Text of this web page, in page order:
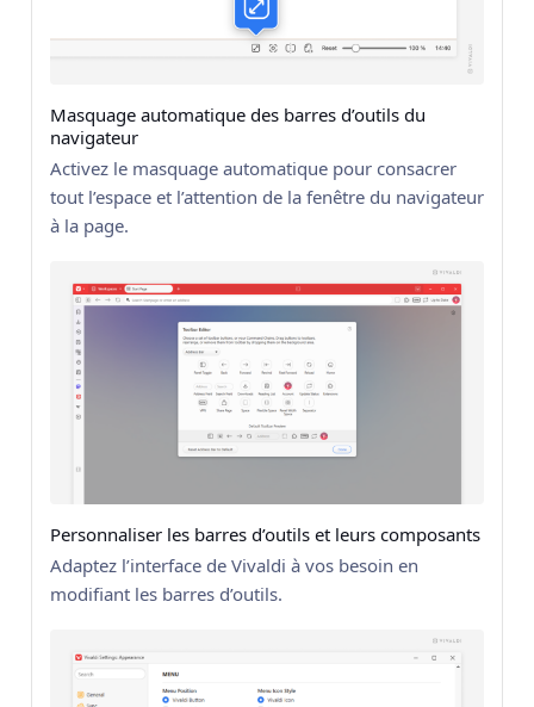
Masquage automatique des barres d’outils du
navigateur
Activez le masquage automatique pour consacrer
tout l’espace et l’attention de la fenêtre du navigateur
à la page.
Personnaliser les barres d’outils et leurs composants
Adaptez l’interface de Vivaldi à vos besoin en
modifiant les barres d’outils.